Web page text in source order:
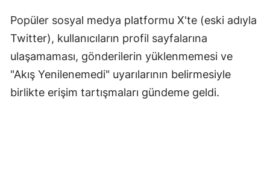
Popüler sosyal medya platformu X'te (eski adıyla
Twitter), kullanıcıların profil sayfalarına
ulaşamaması, gönderilerin yüklenmemesi ve
"Akış Yenilenemedi" uyarılarının belirmesiyle
birlikte erişim tartışmaları gündeme geldi.